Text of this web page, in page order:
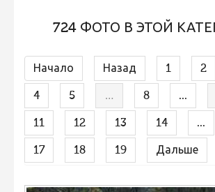
Видео 2023
Фотоконкурс 2022
Не учитываются 2022
Видео 2022
Фотоконкурс 2021
Видео 2021
724 ФОТО В ЭТОЙ
Начало Назад 1 2
4 5 … 8 ...
11 12 13 14 ...
17 18 19 Дальше